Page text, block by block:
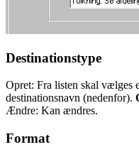
Destinationstype
Opret: Fra listen skal vælges
destinationsnavn (nedenfor).
Ændre: Kan ændres.
Format